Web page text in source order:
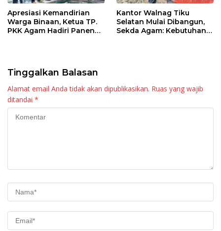
Apresiasi Kemandirian
Warga Binaan, Ketua TP.
PKK Agam Hadiri Panen
Kantor Walnag Tiku
Selatan Mulai Dibangun,
Sekda Agam: Kebutuhan
Tinggalkan Balasan
Alamat email Anda tidak akan dipublikasikan. Ruas yang wajib
ditandai *